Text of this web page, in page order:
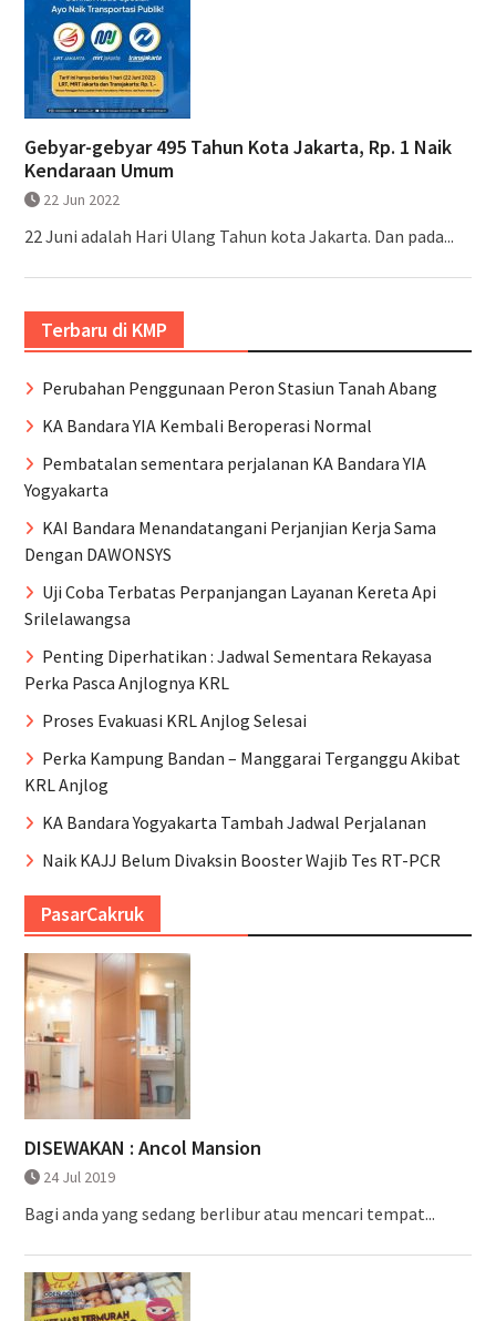
Gebyar-gebyar 495 Tahun Kota Jakarta, Rp. 1 Naik
Kendaraan Umum
22 Jun 2022
22 Juni adalah Hari Ulang Tahun kota Jakarta. Dan pada...
Terbaru di KMP
Perubahan Penggunaan Peron Stasiun Tanah Abang
KA Bandara YIA Kembali Beroperasi Normal
Pembatalan sementara perjalanan KA Bandara YIA
Yogyakarta
KAI Bandara Menandatangani Perjanjian Kerja Sama
Dengan DAWONSYS
Uji Coba Terbatas Perpanjangan Layanan Kereta Api
Srilelawangsa
Penting Diperhatikan : Jadwal Sementara Rekayasa
Perka Pasca Anjlognya KRL
Proses Evakuasi KRL Anjlog Selesai
Perka Kampung Bandan – Manggarai Terganggu Akibat
KRL Anjlog
KA Bandara Yogyakarta Tambah Jadwal Perjalanan
Naik KAJJ Belum Divaksin Booster Wajib Tes RT-PCR
PasarCakruk
DISEWAKAN : Ancol Mansion
24 Jul 2019
Bagi anda yang sedang berlibur atau mencari tempat...